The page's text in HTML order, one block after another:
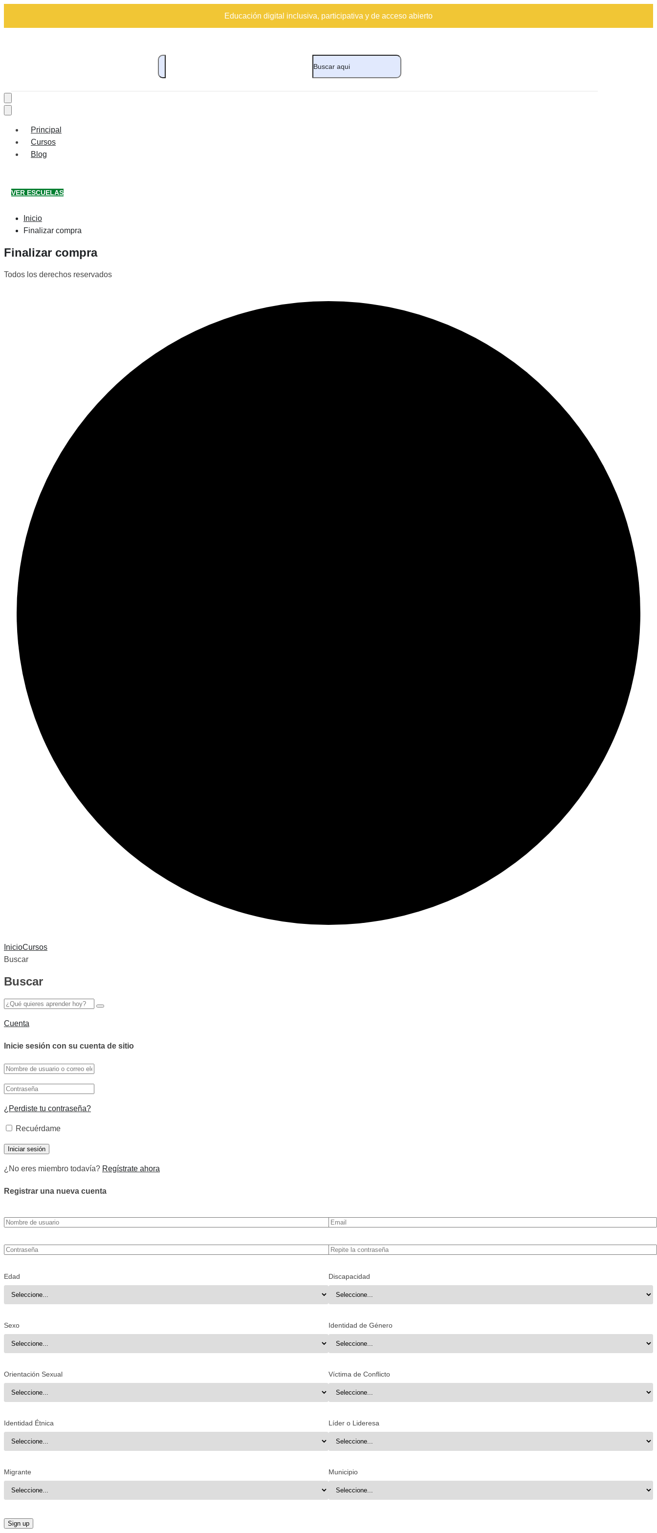
Educación digital inclusiva, participativa y de acceso abierto
Principal
Cursos
Blog
VER ESCUELAS
Inicio
Finalizar compra
Finalizar compra
Todos los derechos reservados
InicioCursos
Buscar
Buscar
Cuenta
Inicie sesión con su cuenta de sitio
¿Perdiste tu contraseña?
Recuérdame
¿No eres miembro todavía? Regístrate ahora
Registrar una nueva cuenta
Edad Discapacidad
Sexo Identidad de Género
Orientación Sexual Víctima de Conflicto
Identidad Étnica Líder o Lideresa
Migrante Municipio